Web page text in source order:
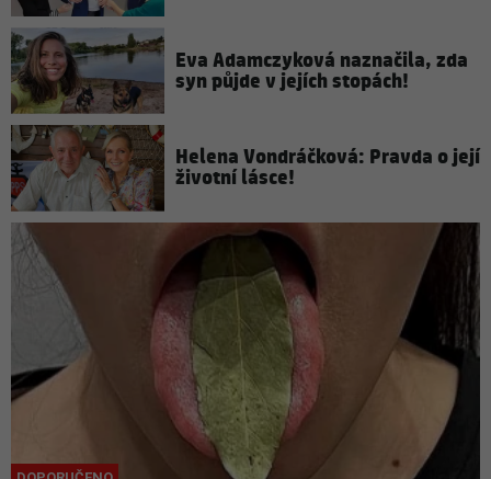
Eva Adamczyková naznačila, zda
syn půjde v jejích stopách!
Helena Vondráčková: Pravda o její
životní lásce!